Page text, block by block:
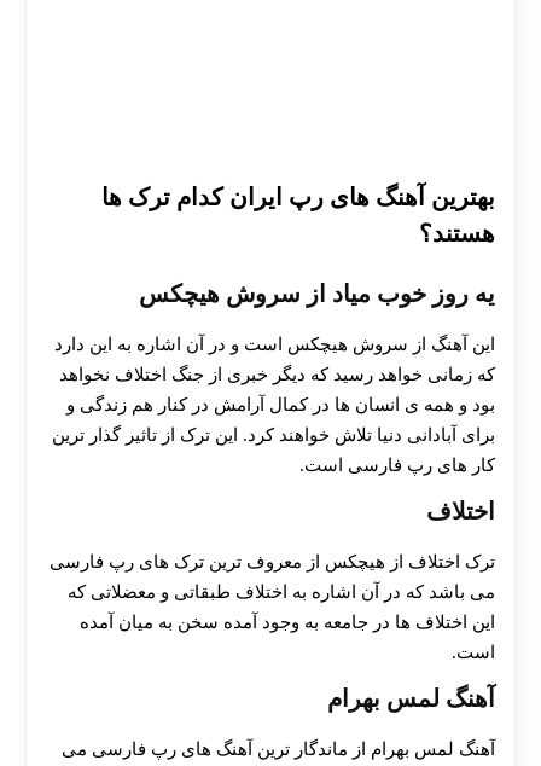
بهترین آهنگ های رپ ایران کدام ترک ها
هستند؟
یه روز خوب میاد از سروش هیچکس
این آهنگ از سروش هیچکس است و در آن اشاره به این دارد
که زمانی خواهد رسید که دیگر خبری از جنگ اختلاف نخواهد
بود و همه ی انسان ها در کمال آرامش در کنار هم زندگی و
برای آبادانی دنیا تلاش خواهند کرد. این ترک از تاثیر گذار ترین
کار های رپ فارسی است.
اختلاف
ترک اختلاف از هیچکس از معروف ترین ترک های رپ فارسی
می باشد که در آن اشاره به اختلاف طبقاتی و معضلاتی که
این اختلاف ها در جامعه به وجود آمده سخن به میان آمده
است.
آهنگ لمس بهرام
آهنگ لمس بهرام از ماندگار ترین آهنگ های رپ فارسی می